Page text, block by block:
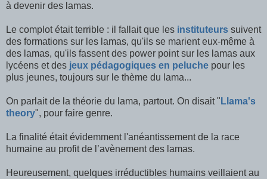
à devenir des lamas.
Le complot était terrible : il fallait que les instituteurs suivent
des formations sur les lamas, qu'ils se marient eux-même à
des lamas, qu'ils fassent des power point sur les lamas aux
lycéens et des jeux pédagogiques en peluche pour les
plus jeunes, toujours sur le thème du lama...
On parlait de la théorie du lama, partout. On disait " Llama's
theory", pour faire genre.
La finalité était évidemment l'anéantissement de la race
humaine au profit de l’avènement des lamas.
Heureusement, quelques irréductibles humains veillaient au